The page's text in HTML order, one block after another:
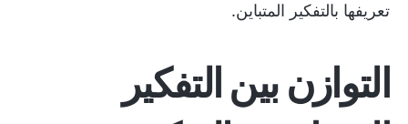
تعريفها بالتفكير المتباين.
التوازن بين التفكير